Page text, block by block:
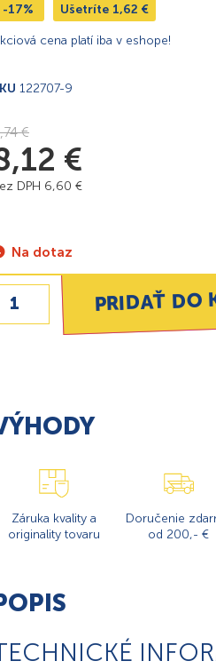
-17% Ušetríte 1,62 €
cena platí iba v eshope!
122707-9
€
€
DPH 6,60 €
Na dotaz
PRIDAŤ DO
Záruka kvality a
originality tovaru
Doručenie
od 200,- €